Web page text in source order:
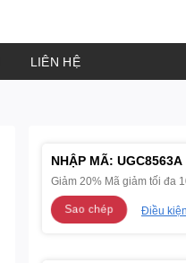
LIÊN HỆ
NHẬP MÃ: UGC8563A
Giảm 20% Mã giảm tối đa
Sao chép Điều kiện